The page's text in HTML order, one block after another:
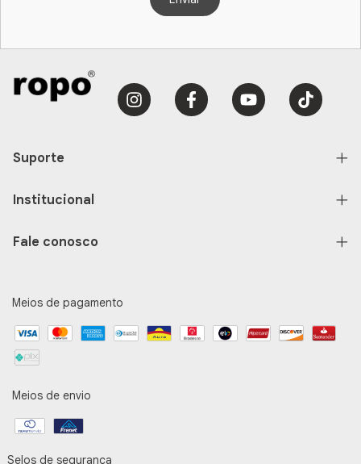
Suporte
Institucional
Fale conosco
Meios de pagamento
Meios de envio
Selos de segurança